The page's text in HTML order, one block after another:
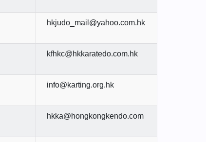
hkjudo_mail@yahoo.com.hk
kfhkc@hkkaratedo.com.hk
info@karting.org.hk
hkka@hongkongkendo.com